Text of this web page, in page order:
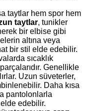
taytlar hem spor hem
taytlar, tunikler
bir elbise gibi
altına veya
bir stil elde edebilir.
sıcaklık
Genellikle
Uzun süveterler,
Daha kısa
pantolonlarla
edebilir.